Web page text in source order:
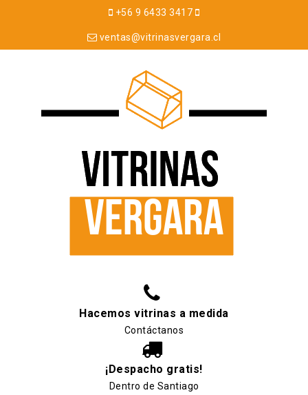
+56 9 6433 3417
ventas@vitrinasvergara.cl
Hacemos vitrinas a medida
Contáctanos
¡Despacho gratis!
Dentro de Santiago